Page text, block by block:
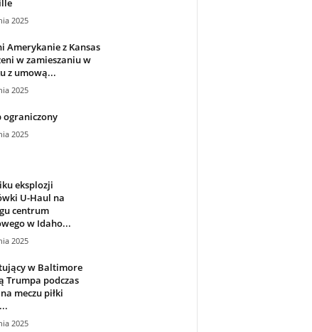
2025
Amerykanie z Kansas
w zamieszaniu w
z umową...
2025
ograniczony
2025
eksplozji
U-Haul na
centrum
w Idaho...
2025
w Baltimore
Trumpa podczas
meczu piłki
2025